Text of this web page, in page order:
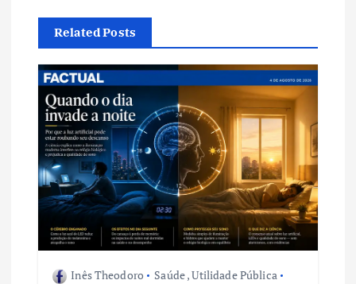
o
d
e
P
o
s
t
Related Posts
Inês Theodoro Saúde,Utilidade Pública